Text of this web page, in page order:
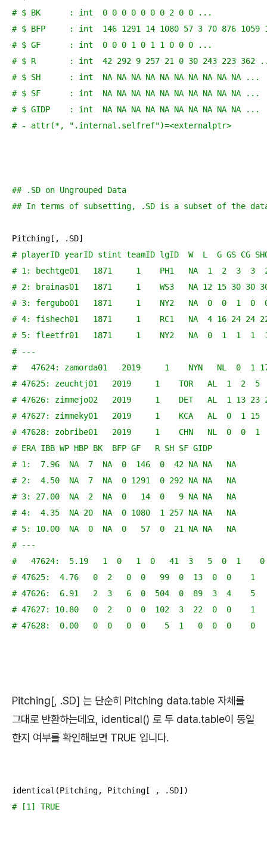
# $ BK      : int  0 0 0 0 0 0 0 2 0 0 ...
# $ BFP     : int  146 1291 14 1080 57 3 70 876 1059
# $ GF      : int  0 0 0 1 0 1 1 0 0 0 ...
# $ R       : int  42 292 9 257 21 0 30 243 223 362
# $ SH      : int  NA NA NA NA NA NA NA NA NA NA ...
# $ SF      : int  NA NA NA NA NA NA NA NA NA NA ...
# $ GIDP    : int  NA NA NA NA NA NA NA NA NA NA ...
# - attr(*, ".internal.selfref")=<externalptr>
## .SD on Ungrouped Data
## In terms of subsetting, .SD is a subset of the
# playerID yearID stint teamID lgID  W  L  G GS CG SHO
# 1: bechtge01   1871     1    PH1   NA  1  2  3
# 2: brainas01   1871     1    WS3   NA 12 15 30 30
# 3: fergubo01   1871     1    NY2   NA  0  0  1
# 4: fishech01   1871     1    RC1   NA  4 16 24 24
# 5: fleetfr01   1871     1    NY2   NA  0  1  1  1
#
#   47624: zamorda01   2019     1    NYN   NL  0
# 47625: zeuchtj01   2019     1    TOR   AL  1  2
# 47626: zimmejo02   2019     1    DET   AL  1 13
# 47627: zimmeky01   2019     1    KCA   AL  0  1
# 47628: zobribe01   2019     1    CHN   NL  0
# ERA IBB WP HBP BK  BFP GF   R SH SF GIDP
# 1:  7.96  NA  7  NA  0  146  0  42 NA NA   NA
# 2:  4.50  NA  7  NA  0 1291  0 292 NA NA   NA
# 3: 27.00  NA  2  NA  0   14  0   9 NA NA   NA
# 4:  4.35  NA 20  NA  0 1080  1 257 NA NA   NA
# 5: 10.00  NA  0  NA  0   57  0  21 NA NA   NA
# ---
#   47624:  5.19   1  0   1  0   41  3   5  0  1    0
# 47625:  4.76   0  2   0  0   99  0  13  0  0    1
# 47626:  6.91   2  3   6  0  504  0  89  3  4    5
# 47627: 10.80   0  2   0  0  102  3  22  0  0    1
# 47628:  0.00   0  0   0  0    5  1   0  0  0    0
Pitching[, .SD] 는 단순히 Pitching data.table 자체를
그대로 반환하는데요, identical() 로 두 data.table이 동일
한지 여부를 확인해보면 TRUE 입니다.
# [1] TRUE